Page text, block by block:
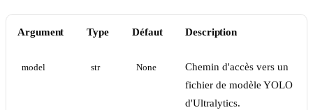
Argument Type Défaut Description
model str None
Chemin d'accès vers un
fichier de modèle YOLO
d'Ultralytics.